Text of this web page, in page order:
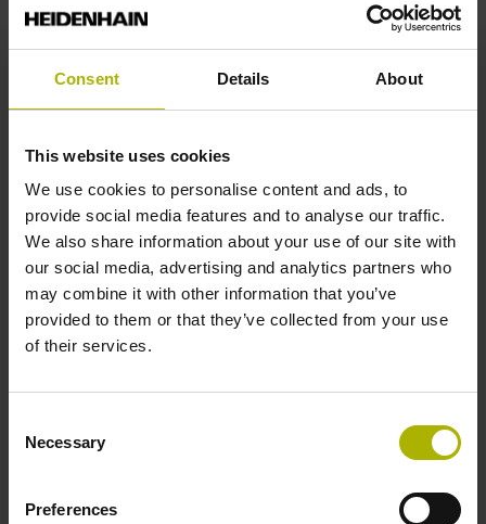
Consent Details About
This website uses cookies
We use cookies to personalise content and ads, to
provide social media features and to analyse our traffic.
We also share information about your use of our site with
our social media, advertising and analytics partners who
may combine it with other information that you’ve
provided to them or that they’ve collected from your use
of their services.
Selection
Necessary
Preferences
Welle
Wellentyp
42D
Schutzart
Arbeitstemperatur